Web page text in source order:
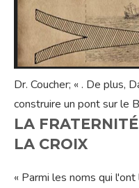
Dr. Coucher; « . De plus,
construire un pont sur le
LA
LA CROIX
« Parmi les noms qui